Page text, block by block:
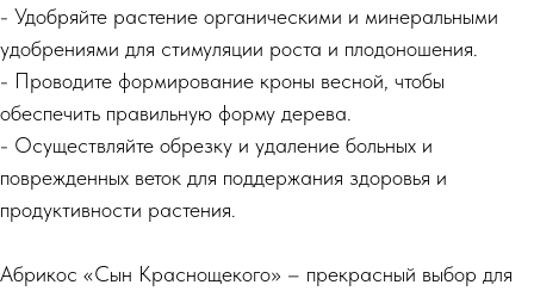
- Удобряйте растение органическими и минеральными
удобрениями для стимуляции роста и плодоношения.
- Проводите формирование кроны весной, чтобы
обеспечить правильную форму дерева.
- Осуществляйте обрезку и удаление больных и
поврежденных веток для поддержания здоровья и
продуктивности растения.
Абрикос «Сын Краснощекого» – прекрасный выбор для